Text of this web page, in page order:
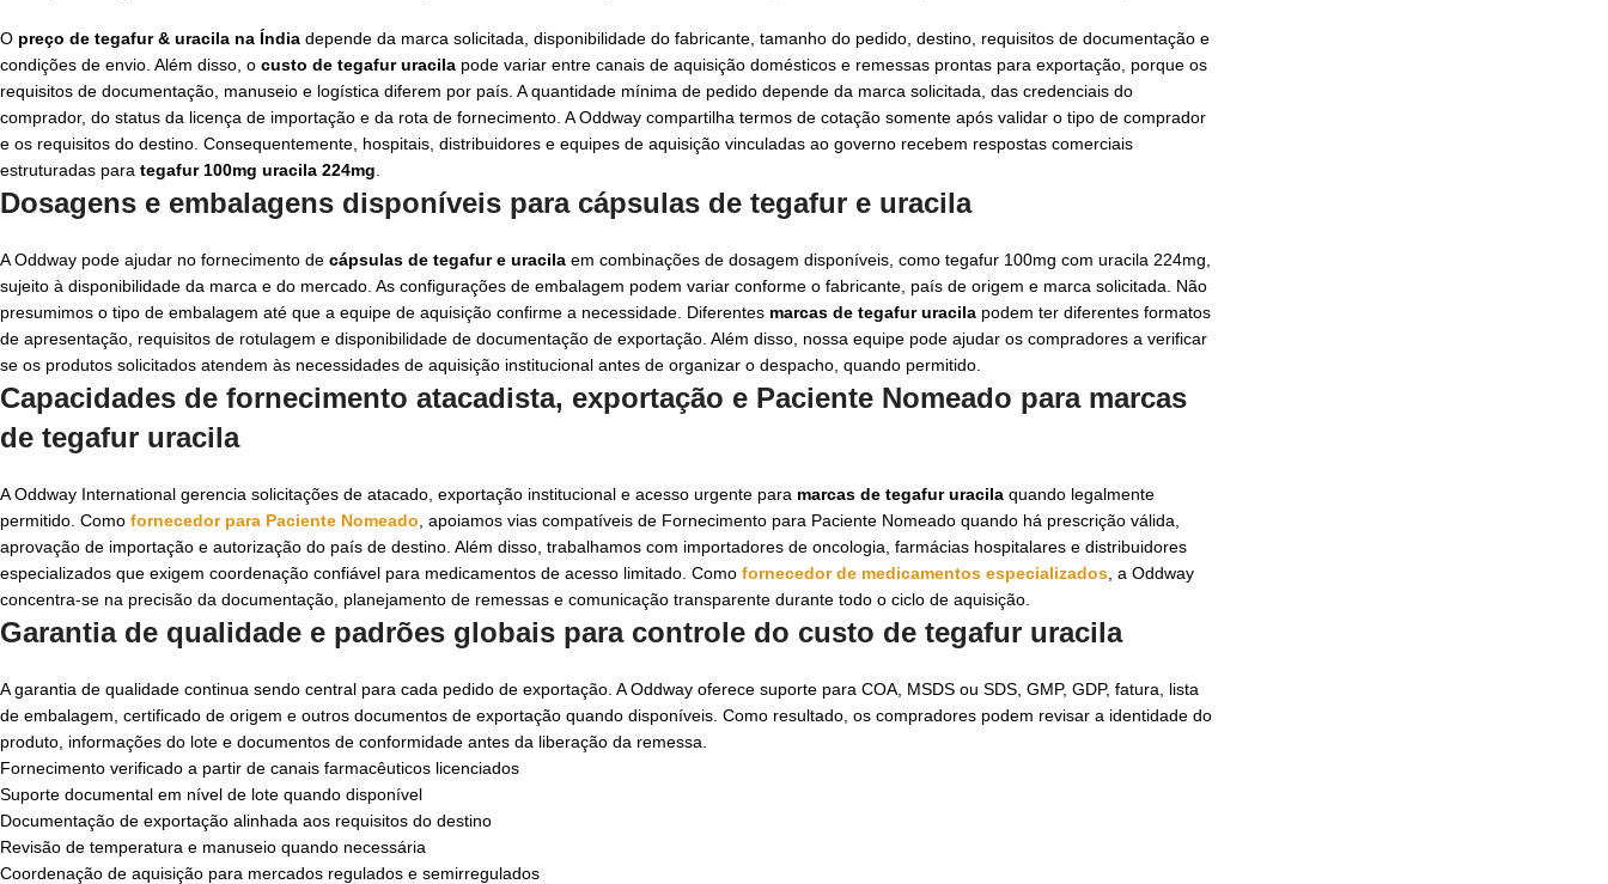
O preço de tegafur & uracila na Índia depende da marca solicitada, disponibilidade do fabricante, tamanho do pedido, destino, requisitos de documentação e
condições de envio. Além disso, o custo de tegafur uracila pode variar entre canais de aquisição domésticos e remessas prontas para exportação, porque os
requisitos de documentação, manuseio e logística diferem por país. A quantidade mínima de pedido depende da marca solicitada, das credenciais do
comprador, do status da licença de importação e da rota de fornecimento. A Oddway compartilha termos de cotação somente após validar o tipo de comprador
e os requisitos do destino. Consequentemente, hospitais, distribuidores e equipes de aquisição vinculadas ao governo recebem respostas comerciais
estruturadas para tegafur 100mg uracila 224mg
Dosagens e embalagens disponíveis para cápsulas de tegafur e uracila
A Oddway pode ajudar no fornecimento de cápsulas de tegafur e uracila em combinações de dosagem disponíveis, como tegafur 100mg com uracila 224mg,
sujeito à disponibilidade da marca e do mercado. As configurações de embalagem podem variar conforme o fabricante, país de origem e marca solicitada. Não
presumimos o tipo de embalagem até que a equipe de aquisição confirme a necessidade. Diferentes marcas de tegafur uracila podem ter diferentes formatos
de apresentação, requisitos de rotulagem e disponibilidade de documentação de exportação. Além disso, nossa equipe pode ajudar os compradores a verificar
se os produtos solicitados atendem às necessidades de aquisição institucional antes de organizar o despacho, quando permitido.
Capacidades de fornecimento atacadista, exportação e Paciente Nomeado para marcas
de tegafur uracila
A Oddway International gerencia solicitações de atacado, exportação institucional e acesso urgente para marcas de tegafur uracila quando legalmente
permitido. Como fornecedor para Paciente Nomeado , apoiamos vias compatíveis de Fornecimento para Paciente Nomeado quando há prescrição válida,
aprovação de importação e autorização do país de destino. Além disso, trabalhamos com importadores de oncologia, farmácias hospitalares e distribuidores
especializados que exigem coordenação confiável para medicamentos de acesso limitado. Como fornecedor de medicamentos especializados , a Oddway
concentra-se na precisão da documentação, planejamento de remessas e comunicação transparente durante todo o ciclo de aquisição.
Garantia de qualidade e padrões globais para controle do custo de tegafur uracila
A garantia de qualidade continua sendo central para cada pedido de exportação. A Oddway oferece suporte para COA, MSDS ou SDS, GMP, GDP, fatura, lista
de embalagem, certificado de origem e outros documentos de exportação quando disponíveis. Como resultado, os compradores podem revisar a identidade do
produto, informações do lote e documentos de conformidade antes da liberação da remessa.
Fornecimento verificado a partir de canais farmacêuticos licenciados
Suporte documental em nível de lote quando disponível
Documentação de exportação alinhada aos requisitos do destino
Revisão de temperatura e manuseio quando necessária
Coordenação de aquisição para mercados regulados e semirregulados